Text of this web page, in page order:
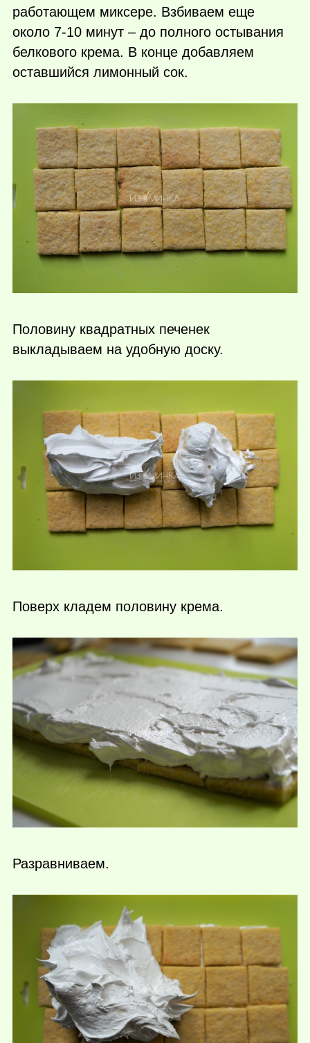
работающем миксере. Взбиваем еще
около 7-10 минут – до полного остывания
белкового крема. В конце добавляем
оставшийся лимонный сок.
Половину квадратных печенек
выкладываем на удобную доску.
Поверх кладем половину крема.
Разравниваем.